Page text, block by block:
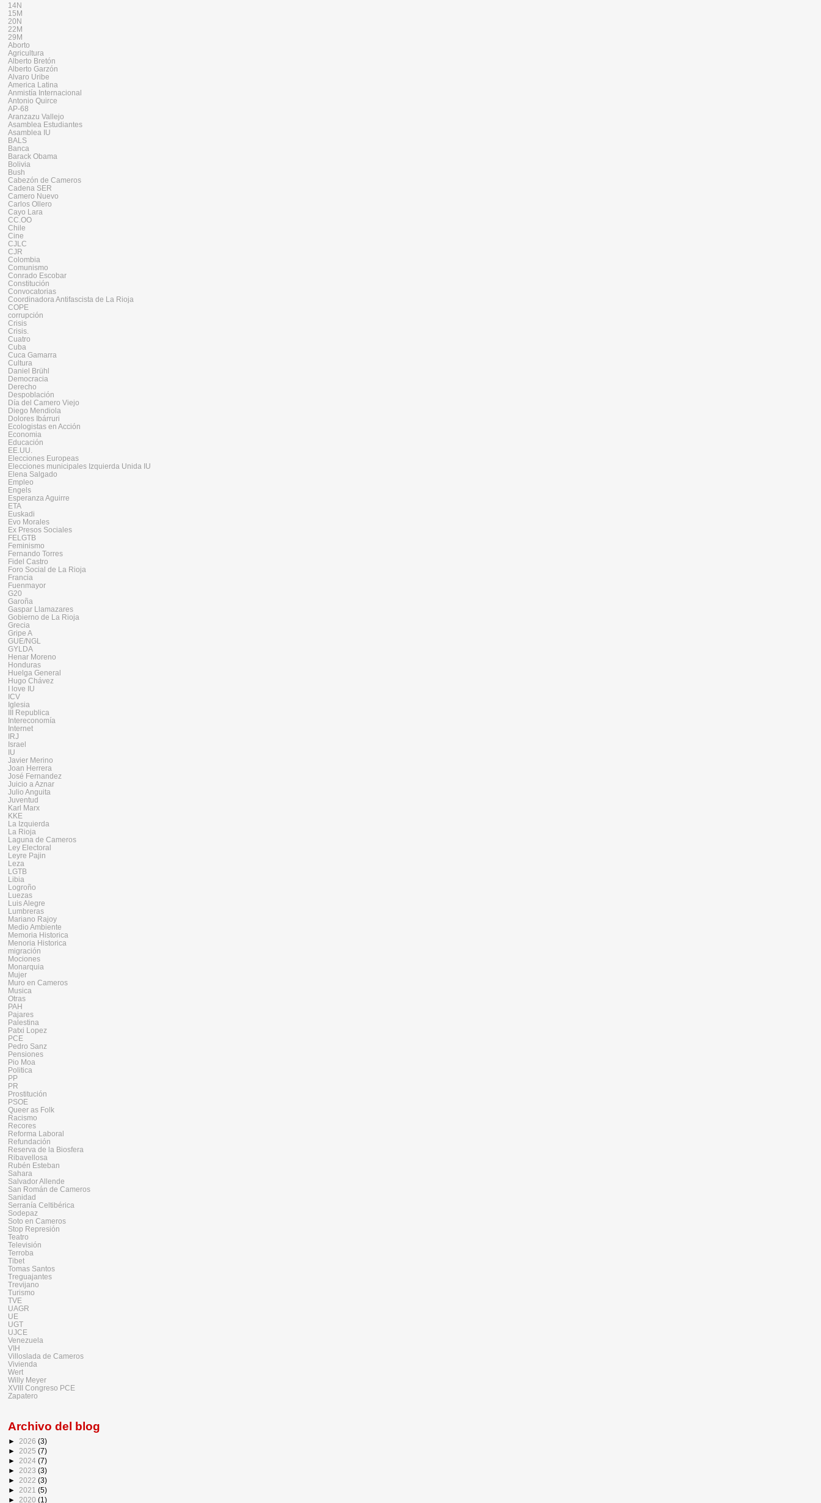
14N
15M
20N
22M
29M
Aborto
Agricultura
Alberto Bretón
Alberto Garzón
Alvaro Uribe
America Latina
Anmistía Internacional
Antonio Quirce
AP-68
Aranzazu Vallejo
Asamblea Estudiantes
Asamblea IU
BALS
Banca
Barack Obama
Bolivia
Bush
Cabezón de Cameros
Cadena SER
Camero Nuevo
Carlos Ollero
Cayo Lara
CC.OO
Chile
Cine
CJLC
CJR
Colombia
Comunismo
Conrado Escobar
Constitución
Convocatorias
Coordinadora Antifascista de La Rioja
COPE
corrupción
Crisis
Crisis.
Cuatro
Cuba
Cuca Gamarra
Cultura
Daniel Brühl
Democracia
Derecho
Despoblación
Día del Camero Viejo
Diego Mendiola
Dolores Ibárruri
Ecologistas en Acción
Economia
Educación
EE.UU.
Elecciones Europeas
Elecciones municipales Izquierda Unida IU
Elena Salgado
Empleo
Engels
Esperanza Aguirre
ETA
Euskadi
Evo Morales
Ex Presos Sociales
FELGTB
Feminismo
Fernando Torres
Fidel Castro
Foro Social de La Rioja
Francia
Fuenmayor
G20
Garoña
Gaspar Llamazares
Gobierno de La Rioja
Grecia
Gripe A
GUE/NGL
GYLDA
Henar Moreno
Honduras
Huelga General
Hugo Chávez
I love IU
ICV
Iglesia
III Republica
Intereconomía
Internet
IRJ
Israel
IU
Javier Merino
Joan Herrera
José Fernandez
Juicio a Aznar
Julio Anguita
Juventud
Karl Marx
KKE
La Izquierda
La Rioja
Laguna de Cameros
Ley Electoral
Leyre Pajin
Leza
LGTB
Libia
Logroño
Luezas
Luis Alegre
Lumbreras
Mariano Rajoy
Medio Ambiente
Memoria Historica
Menoria Historica
migración
Mociones
Monarquia
Mujer
Muro en Cameros
Musica
Otras
PAH
Pajares
Palestina
Patxi Lopez
PCE
Pedro Sanz
Pensiones
Pio Moa
Politica
PP
PR
Prostitución
PSOE
Queer as Folk
Racismo
Recores
Reforma Laboral
Refundación
Reserva de la Biosfera
Ribavellosa
Rubén Esteban
Sahara
Salvador Allende
San Román de Cameros
Sanidad
Serranía Celtibérica
Sodepaz
Soto en Cameros
Stop Represión
Teatro
Televisión
Terroba
Tibet
Tomas Santos
Treguajantes
Trevijano
Turismo
TVE
UAGR
UE
UGT
UJCE
Venezuela
VIH
Villoslada de Cameros
Vivienda
Wert
Willy Meyer
XVIII Congreso PCE
Zapatero
Archivo del blog
► 2026 (3)
► 2025 (7)
► 2024 (7)
► 2023 (3)
► 2022 (3)
► 2021 (5)
► 2020 (1)